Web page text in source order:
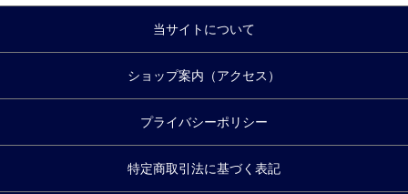
当サイトについて
ショップ案内（アクセス）
プライバシーポリシー
特定商取引法に基づく表記